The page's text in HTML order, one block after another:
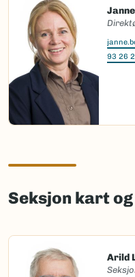
93 26
Seksjon kart
Arild